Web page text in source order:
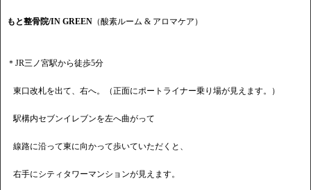
もと整骨院/IN GREEN （酸素ルーム & アロマケア）
＊JR三ノ宮駅から徒歩5分
東口改札を出て、右へ。（正面にポートライナー乗り場が見えます。）
駅構内セブンイレブンを左へ曲がって
線路に沿って東に向かって歩いていただくと、
右手にシティタワーマンションが見えます。